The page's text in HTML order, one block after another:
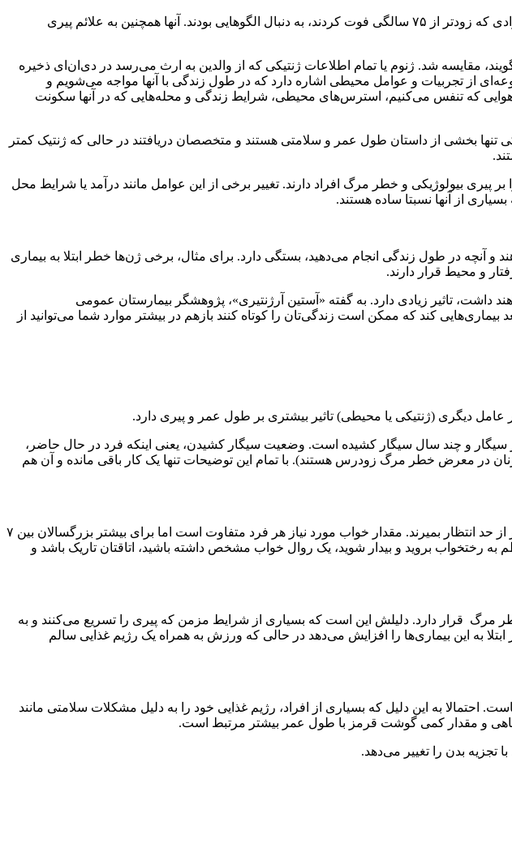
به‌ گزارش ایسنا، متخصصان دانشگاه آکسفورد با استفاده از داده‌های نزدیک به نیم میلیون نفر در انگلیس در افرادی که زودتر از ۷۵ سالگی فوت کردند، به دنبال الگوهایی بودند. آنها همچنین به علائم پیری
مقایسه شد. ژنوم یا تمام اطلاعات ژنتیکی که از والدین به ارث می‌رسد در دی‌ان‌ای ذخیره
از تجربیات و عوامل محیطی اشاره دارد که در طول زندگی با آنها مواجه می‌شویم و
هوایی که تنفس می‌کنیم، استرس‌های محیطی، شرایط زندگی و محله‌هایی که در آنها سکونت
تنها بخشی از داستان طول عمر و سلامتی‌ هستند و متخصصان دریافتند در حالی که ژنتیک کمتر
بیولوژیکی و خطر مرگ افراد دارند. تغییر برخی از این عوامل مانند درآمد یا شرایط محل
آنچه در طول زندگی انجام می‌دهید، بستگی دارد. برای مثال، برخی ژن‌ها خطر ابتلا به بیماری
و محیط قرار دارند.
داشت، تاثیر زیادی دارد. به گفته «آستین آرژنتیری»، پژوهشگر بیمارستان عمومی
کند که ممکن است زندگی‌تان را کوتاه کنند بازهم در بیشتر موارد شما می‌توانید از
دیگری (ژنتیکی یا محیطی) تاثیر بیشتری بر طول عمر و پیری دارد.
و چند سال‌ سیگار کشیده است. وضعیت سیگار کشیدن، یعنی اینکه فرد در حال حاضر،
در معرض خطر مرگ زودرس‌ هستند). با تمام این توضیحات تنها یک کار باقی مانده و آن هم
افرادی که همیشه خسته‌اند یا شب‌ها به میزان کافی نمی‌خوابند، بیشتر احتمال دارد که سریع‌تر پیر شوند و زودتر از حد انتظار بمیرند. مقدار خواب مورد نیاز هر فرد متفاوت است اما برای بیشتر بزرگسالان بین ۷
رختخواب بروید و بیدار شوید، یک روال خواب مشخص داشته باشید، اتاقتان تاریک باشد و
مرگ قرار دارد. دلیلش این است که بسیاری از شرایط مزمن که پیری را تسریع می‌کنند و به
به این بیماری‌ها را افزایش می‌دهد در حالی که ورزش به همراه یک رژیم غذایی سالم
احتمالا به این دلیل که بسیاری از افراد، رژیم غذایی خود را به دلیل مشکلات سلامتی مانند
ماهی و مقدار کمی گوشت قرمز با طول عمر بیشتر مرتبط است.
تجزیه بدن را تغییر می‌دهد.